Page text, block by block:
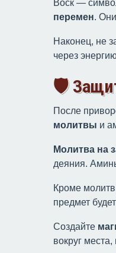
Воск —
перемен.
Наконец, не
через
🛡
После
молитвы и
Молитва на
деяния.
Кроме
предмет
Создайте
вокруг